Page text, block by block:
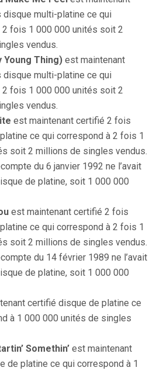
multi-platine ce qui
2 fois 1 000 000 unités soit 2
vendus.
Young Thing) est maintenant
multi-platine ce qui
2 fois 1 000 000 unités soit 2
vendus.
est maintenant certifié 2 fois
ce qui correspond à 2 fois 1
soit 2 millions de singles vendus.
du 6 janvier 1992 ne l’avait
de platine, soit 1 000 000
est maintenant certifié 2 fois
ce qui correspond à 2 fois 1
soit 2 millions de singles vendus.
du 14 février 1989 ne l’avait
de platine, soit 1 000 000
certifié disque de platine ce
à 1 000 000 unités de singles
Somethin’ est maintenant
de platine ce qui correspond à 1